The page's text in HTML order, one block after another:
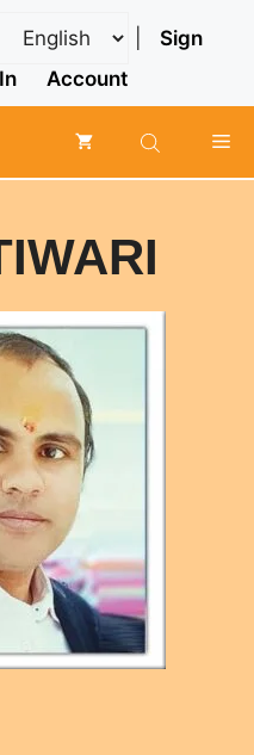
Sign
In
Account